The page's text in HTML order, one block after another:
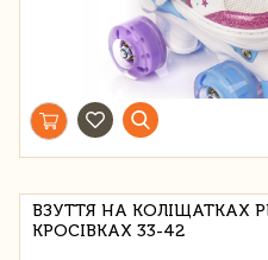
ВЗУТТЯ НА КОЛІЩАТКАХ
КРОСІВКАХ 33-42